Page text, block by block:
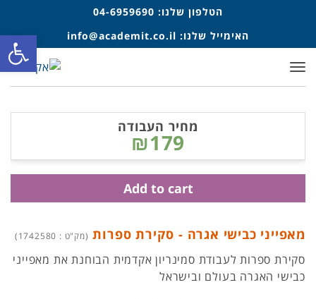
הטלפון שלנו: 04-6959690
האימייל שלנו: info@academit.co.il
תפריט
מאפייני כבישי אגרה - סקירת ספרות (מק"ט : 1742580)
סקירת ספרות לעבודת סמינריון אקדמית הבוחנת את מאפייני
כבישי האגרה בעולם ובישראל
מחיר העבודה
₪179
Add to cart
פתח